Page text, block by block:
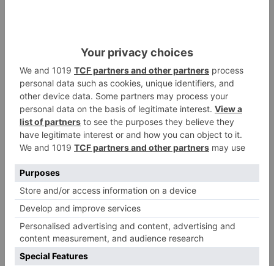
https://www.escapadarural.com/capital-
turismo-rural/2020 y seleccionar a nuestro
municipio burgalés, Santo Domingo de Silos.
Turismo santo domingo silos diez
finalistas
convertirse
capital rural
LO + VISTO
1
Fallece un ciclista en Burgos tras
avisar otro conductor que se